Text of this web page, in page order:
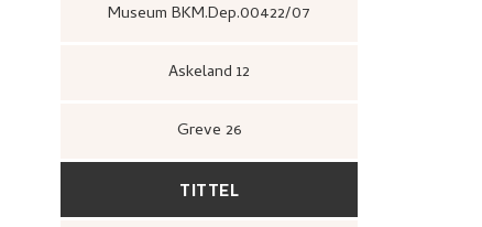
Museum BKM.Dep.00422/07
Askeland 12
Greve 26
TITTEL